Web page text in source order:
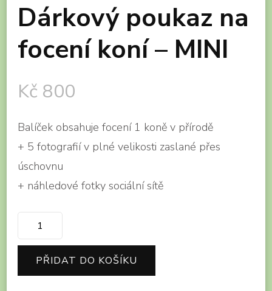
Dárkový poukaz na
focení koní – MINI
Kč 800
Balíček obsahuje focení 1 koně v přírodě
+ 5 fotografií v plné velikosti zaslané přes
úschovnu
+ náhledové fotky sociální sítě
Dárkový
poukaz
focení
PŘIDAT DO KOŠÍKU